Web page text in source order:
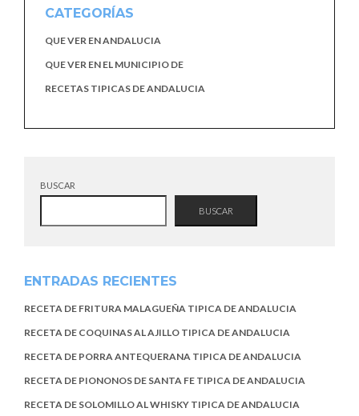
CATEGORÍAS
QUE VER EN ANDALUCIA
QUE VER EN EL MUNICIPIO DE
RECETAS TIPICAS DE ANDALUCIA
BUSCAR
BUSCAR
ENTRADAS RECIENTES
RECETA DE FRITURA MALAGUEÑA TIPICA DE ANDALUCIA
RECETA DE COQUINAS AL AJILLO TIPICA DE ANDALUCIA
RECETA DE PORRA ANTEQUERANA TIPICA DE ANDALUCIA
RECETA DE PIONONOS DE SANTA FE TIPICA DE ANDALUCIA
RECETA DE SOLOMILLO AL WHISKY TIPICA DE ANDALUCIA